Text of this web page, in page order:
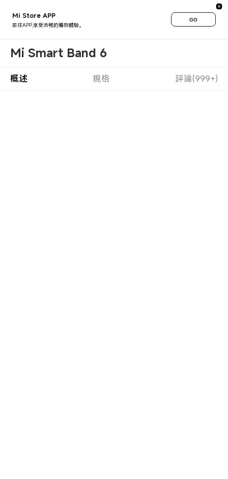
Mi Store APP
前往APP,享受流暢的購物體驗。
GO
Mi Smart Band 6
概述 規格 評論(999+)